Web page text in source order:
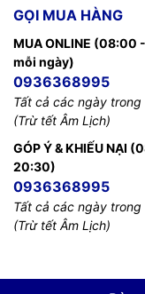
GỌI MUA HÀNG
MUA ONLINE (08:00
mỗi ngày)
0936368995
Tất cả các ngày trong
(Trừ tết Âm Lịch)
GÓP Ý & KHIẾU NẠI
20:30)
0936368995
Tất cả các ngày trong
(Trừ tết Âm Lịch)